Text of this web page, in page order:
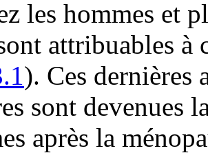
les hommes et
attribuables à
). Ces dernières
sont devenues
après la